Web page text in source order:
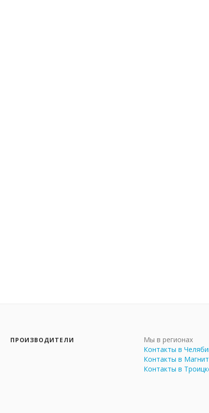
ПРОИЗВОДИТЕЛИ
Мы в регионах
Контакты в
Контакты в
Контакты в